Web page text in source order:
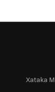
Xataka